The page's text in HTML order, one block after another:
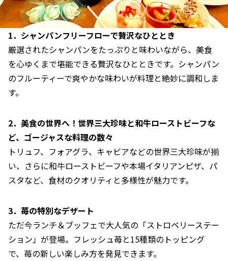
1． シャンパンフリーフローで贅沢なひととき
厳選されたシャンパンをたっぷりと味わいながら、美食
を心ゆくまで堪能できる贅沢なひとときです。シャンパン
のフルーティーで爽やかな味わいが料理と絶妙に調和しま
す。
2．美食の世界へ！世界三大珍味と和牛ローストビーフな
ど、ゴージャスな料理の数々
トリュフ、フォアグラ、キャビアなどの世界三大珍味が揃
い、さらに和牛ローストビーフや本場イタリアンピザ、パ
スタなど、食材のクオリティと多様性が魅力です。
3．苺の特別なデザート
ただ今ランチ＆ブッフェで大人気の「ストロベリーステー
ション」が登場。フレッシュ苺と15種類のトッピング
で、苺の新しい楽しみ方を発見できます。